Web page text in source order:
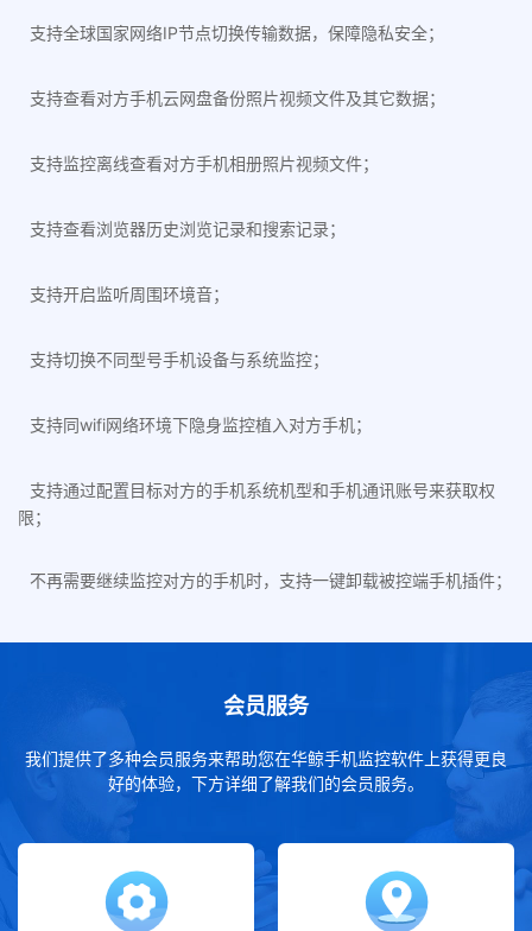
支持全球国家网络IP节点切换传输数据，保障隐私安全；
支持查看对方手机云网盘备份照片视频文件及其它数据；
支持监控离线查看对方手机相册照片视频文件；
支持查看浏览器历史浏览记录和搜索记录；
支持开启监听周围环境音；
支持切换不同型号手机设备与系统监控；
支持同wifi网络环境下隐身监控植入对方手机；
支持通过配置目标对方的手机系统机型和手机通讯账号来获取权
限；
不再需要继续监控对方的手机时，支持一键卸载被控端手机插件；
会员服务
我们提供了多种会员服务来帮助您在华鲸手机监控软件上获得更良
好的体验，下方详细了解我们的会员服务。